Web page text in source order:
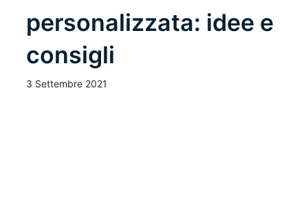
personalizzata: idee e
consigli
3 Settembre 2021